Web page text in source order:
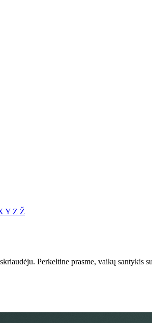
Y Z Ž
Perkeltine prasme, vaikų